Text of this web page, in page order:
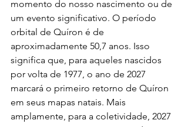
momento do nosso nascimento ou de
um evento significativo. O período
orbital de Quíron é de
aproximadamente 50,7 anos. Isso
significa que, para aqueles nascidos
por volta de 1977, o ano de 2027
marcará o primeiro retorno de Quíron
em seus mapas natais. Mais
amplamente, para a coletividade, 2027